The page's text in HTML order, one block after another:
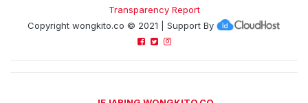
Transparency Report
Copyright wongkito.co © 2021 | Support By